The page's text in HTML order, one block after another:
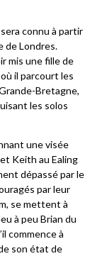
connu à partir
de Londres.
mis une fille de
il parcourt les
Bretagne,
les solos
une visée
Keith au Ealing
dépassé par le
par leur
se mettent à
à peu Brian du
commence à
son état de